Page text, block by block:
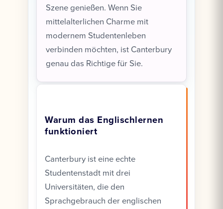
Szene genießen. Wenn Sie
mittelalterlichen Charme mit
modernem Studentenleben
verbinden möchten, ist Canterbury
genau das Richtige für Sie.
Warum das Englischlernen
funktioniert
Canterbury ist eine echte
Studentenstadt mit drei
Universitäten, die den
Sprachgebrauch der englischen